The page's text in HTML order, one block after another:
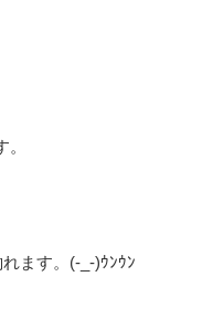
ます。(-_-)ｳﾝｳﾝ